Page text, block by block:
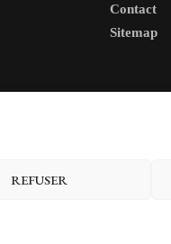
REFUSER
Contact
Sitemap